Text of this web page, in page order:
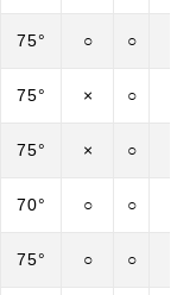
75° ○ ○
75° × ○
75° × ○
70° ○ ○
75° ○ ○